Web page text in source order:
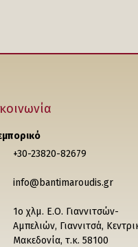
+30-23820-82679
info@bantimaroudis.gr
1ο χλμ. Ε.Ο. Γιαννιτσών-
Αμπελιών, Γιαννιτσά,
Μακεδονία, τ.κ. 58100